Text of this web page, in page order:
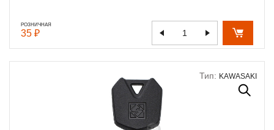
РОЗНИЧНАЯ
35 ₽
Тип: KAWASAKI